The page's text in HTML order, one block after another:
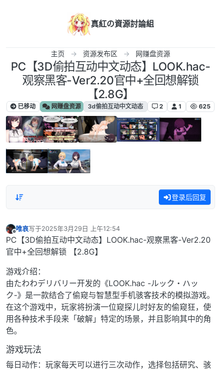
真紅の資源討論組
主页 资源发布区 网赚盘资源
PC【3D偷拍互动中文动态】LOOK.hac-
观察黑客-Ver2.20官中+全回想解锁
【2.8G】
已移动 网赚盘资源 3d偷拍互动中文动态 2 1 625
登录后回复
离线
唯哀写于2025年3月29日 上午12:54
最后由 编辑
PC【3D偷拍互动中文动态】LOOK.hac-观察黑客-Ver2.20
官中+全回想解锁 【2.8G】
游戏介绍：
由たわわデリバリー开发的《LOOK.hac -ルック・ハッ
ク-》是一款结合了偷窥与智慧型手机骇客技术的模拟游戏。
在这个游戏中，玩家将扮演一位窥探儿时好友的偷窥狂，使
用各种技术手段来「破解」特定的场景，并且影响其中的角
色。
游戏玩法
每日动作：玩家每天可以进行三次动作，选择包括研究、骇